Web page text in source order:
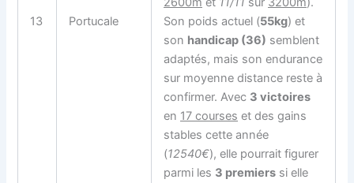
13 Portucale
Son poids actuel (55kg) et
son handicap (36) semblent
adaptés, mais son endurance
sur moyenne distance reste à
confirmer. Avec 3 victoires
en 17 courses et des gains
stables cette année
(12540€), elle pourrait figurer
parmi les 3 premiers si elle